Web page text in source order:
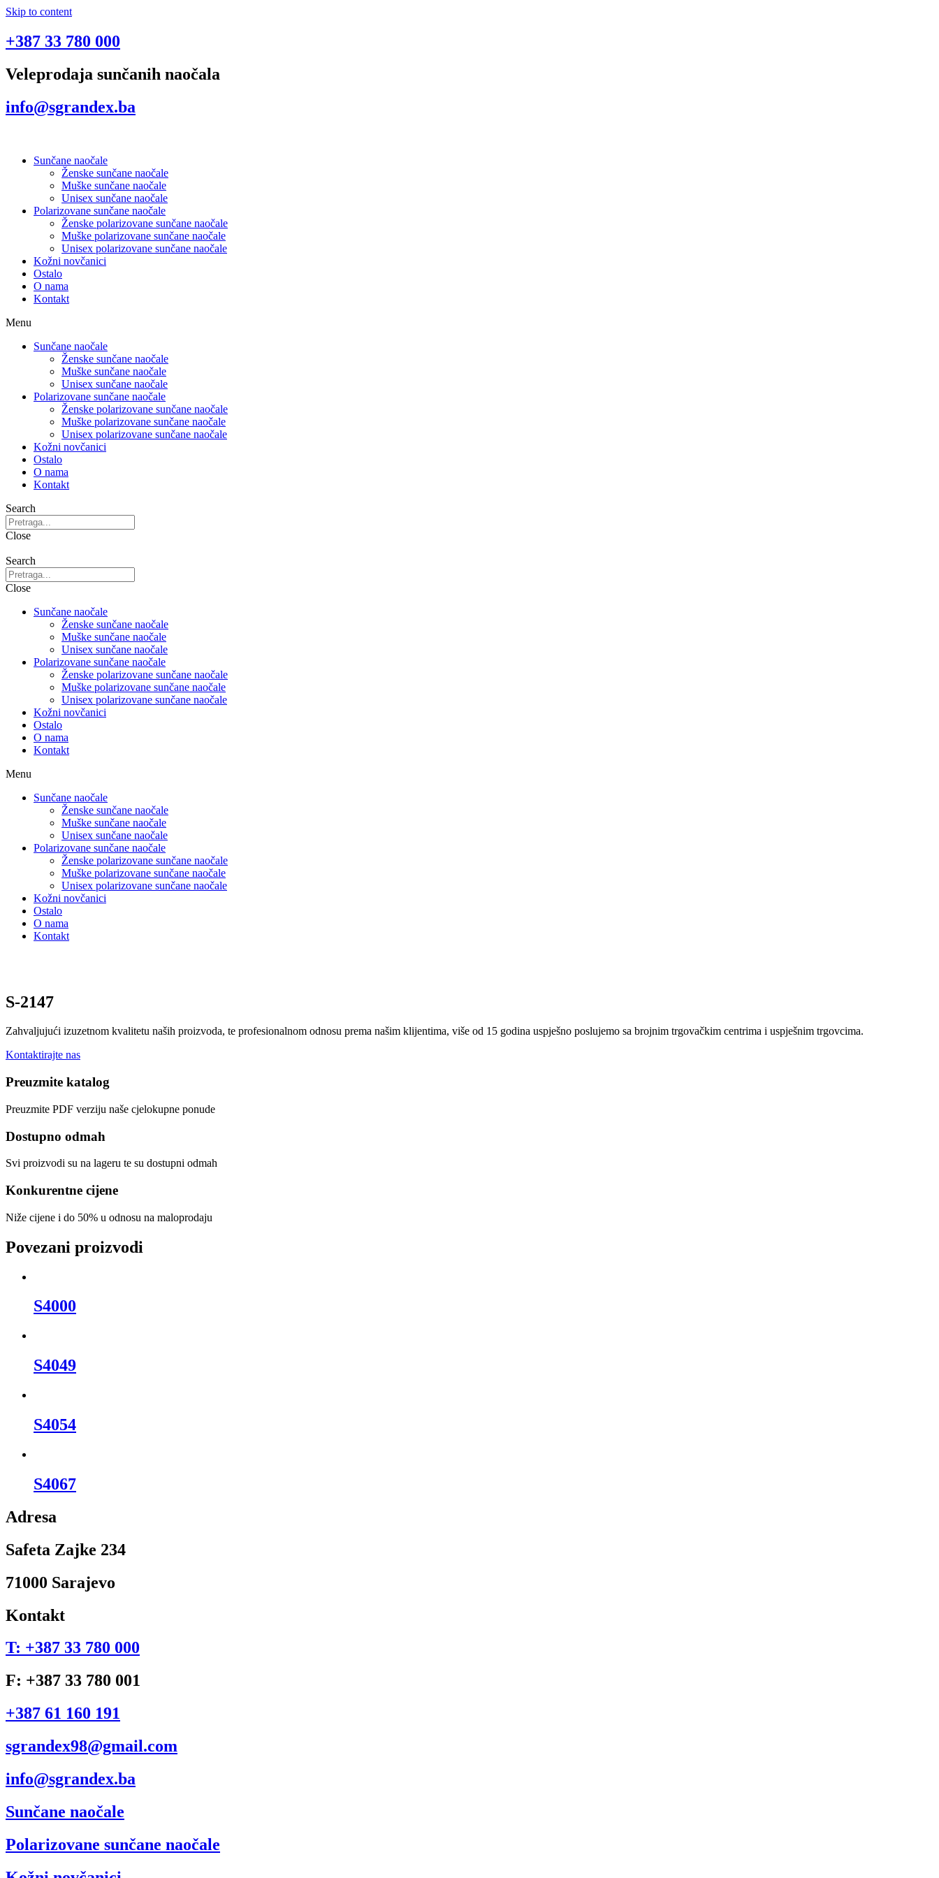
Skip to content
+387 33 780 000
Veleprodaja sunčanih naočala
info@sgrandex.ba
Sunčane naočale
Ženske sunčane naočale
Muške sunčane naočale
Unisex sunčane naočale
Polarizovane sunčane naočale
Ženske polarizovane sunčane naočale
Muške polarizovane sunčane naočale
Unisex polarizovane sunčane naočale
Kožni novčanici
Ostalo
O nama
Kontakt
Menu
Sunčane naočale
Ženske sunčane naočale
Muške sunčane naočale
Unisex sunčane naočale
Polarizovane sunčane naočale
Ženske polarizovane sunčane naočale
Muške polarizovane sunčane naočale
Unisex polarizovane sunčane naočale
Kožni novčanici
Ostalo
O nama
Kontakt
Search
Close
Search
Close
Sunčane naočale
Ženske sunčane naočale
Muške sunčane naočale
Unisex sunčane naočale
Polarizovane sunčane naočale
Ženske polarizovane sunčane naočale
Muške polarizovane sunčane naočale
Unisex polarizovane sunčane naočale
Kožni novčanici
Ostalo
O nama
Kontakt
Menu
Sunčane naočale
Ženske sunčane naočale
Muške sunčane naočale
Unisex sunčane naočale
Polarizovane sunčane naočale
Ženske polarizovane sunčane naočale
Muške polarizovane sunčane naočale
Unisex polarizovane sunčane naočale
Kožni novčanici
Ostalo
O nama
Kontakt
S-2147
Zahvaljujući izuzetnom kvalitetu naših proizvoda, te profesionalnom odnosu prema našim klijentima, više od 15 godina uspješno poslujemo sa brojnim trgovačkim centrima i uspješnim trgovcima.
Kontaktirajte nas
Preuzmite katalog
Preuzmite PDF verziju naše cjelokupne ponude
Dostupno odmah
Svi proizvodi su na lageru te su dostupni odmah
Konkurentne cijene
Niže cijene i do 50% u odnosu na maloprodaju
Povezani proizvodi
S4000
S4049
S4054
S4067
Adresa
Safeta Zajke 234
71000 Sarajevo
Kontakt
T: +387 33 780 000
F: +387 33 780 001
+387 61 160 191
sgrandex98@gmail.com
info@sgrandex.ba
Sunčane naočale
Polarizovane sunčane naočale